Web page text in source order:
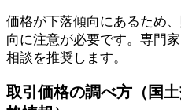
価格が下落傾向にあるため
向に注意が必要です。専門
相談を推奨します。
取引価格の調べ方（国